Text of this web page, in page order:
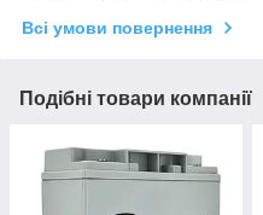
Всі умови повернення
Подібні товари компанії